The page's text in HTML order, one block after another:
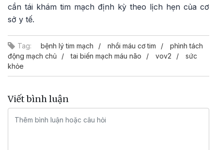
cần tái khám tim mạch định kỳ theo lịch hẹn của cơ
sở y tế.
Tag: bệnh lý tim mạch nhồi máu cơ tim
phình tách
động mạch chủ
tai biến mạch máu não vov2
sức
khỏe
Viết bình luận